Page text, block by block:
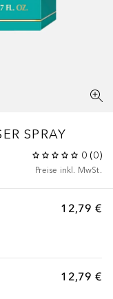
SPRAY
0 (0)
Preise inkl. MwSt.
12,79 €
12,79 €